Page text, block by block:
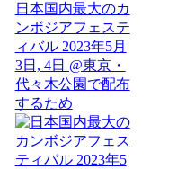
日本国内最大のカ
ンボジアフェステ
ィバル 2023年5月
3日, 4日 @東京・
代々木公園で配布
するため